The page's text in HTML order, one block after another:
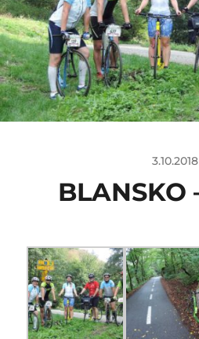
3.10.2018
BLANSKO